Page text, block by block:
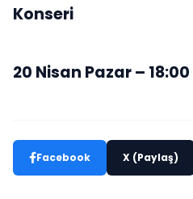
Konseri
20 Nisan Pazar –
Facebook X (Paylaş)